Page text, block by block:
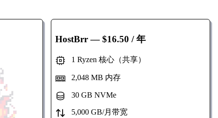
HostBrr— $16.50 / 年
1 Ryzen 核心（共享）
2,048 MB 内存
30 GB NVMe
5,000 GB/月带宽